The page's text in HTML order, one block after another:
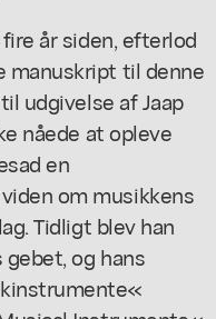
år siden, efterlod
til denne
udgivelse af Jaap
nåede at opleve
en
om musikkens
Tidligt blev han
og hans